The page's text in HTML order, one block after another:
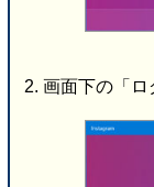
画面下の「ロ